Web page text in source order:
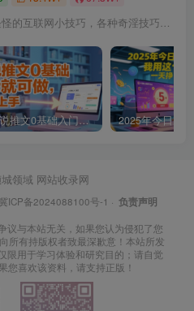
分享一些奇奇怪怪的互联网小技巧，各种奇淫技巧都在本站。
小说推文0基础入门教程，0粉就可做，快速上手
领域 网站收录网
冀ICP备2024088100号-1 · 负责声明
议与本站无关，如果您认为侵犯了您
所有持版权者致最深歉意！本站所发
限用于学习体验和研究目的；请自觉
您喜欢该资料，请支持正版！